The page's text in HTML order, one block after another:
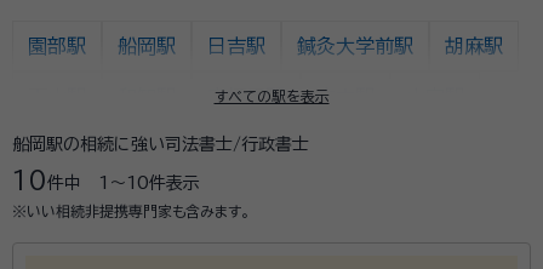
すべての駅を表示
園部駅 船岡駅 日吉駅 鍼灸大学前駅 胡麻駅
安栖里駅 立木駅
綾部駅 高津駅 石原駅 福知山駅
船岡駅の相続に強い司法書士/行政書士
10件中 1〜10件表示
※いい相続非提携専門家も含みます。